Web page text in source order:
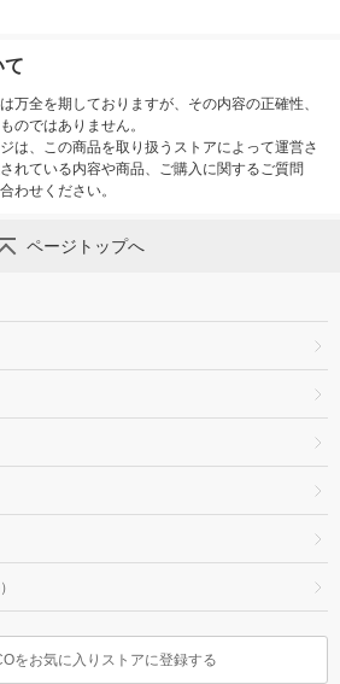
て
万全を期しておりますが、その内容の正確性、
のではありません。
は、この商品を取り扱うストアによって運営さ
れている内容や商品、ご購入に関するご質問
わせください。
ページトップへ
をお気に入りストアに登録する